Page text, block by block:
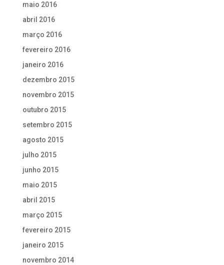
maio 2016
abril 2016
março 2016
fevereiro 2016
janeiro 2016
dezembro 2015
novembro 2015
outubro 2015
setembro 2015
agosto 2015
julho 2015
junho 2015
maio 2015
abril 2015
março 2015
fevereiro 2015
janeiro 2015
novembro 2014